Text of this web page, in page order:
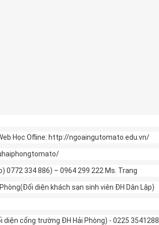
Học Ofline: http://ngoaingutomato.edu.vn/
0772 334 886) – 0964 299 222 Ms. Trang
diện khách sạn sinh viên ĐH Dân Lập)
diện cổng trường ĐH Hải Phòng) - 0225 3541288